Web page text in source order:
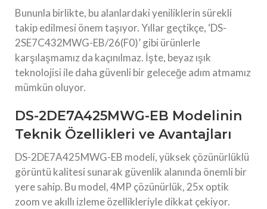
Bununla birlikte, bu alanlardaki yeniliklerin sürekli
takip edilmesi önem taşıyor. Yıllar geçtikçe, ‘DS-
2SE7C432MWG-EB/26(F0)’ gibi ürünlerle
karşılaşmamız da kaçınılmaz. İşte, beyaz ışık
teknolojisi ile daha güvenli bir geleceğe adım atmamız
mümkün oluyor.
DS-2DE7A425MWG-EB Modelinin
Teknik Özellikleri ve Avantajları
DS-2DE7A425MWG-EB modeli, yüksek çözünürlüklü
görüntü kalitesi sunarak güvenlik alanında önemli bir
yere sahip. Bu model, 4MP çözünürlük, 25x optik
zoom ve akıllı izleme özellikleriyle dikkat çekiyor.